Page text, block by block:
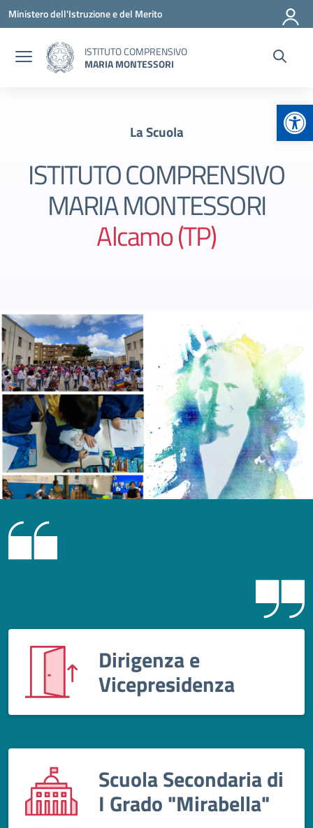
Vai ai contenuti
Vai al menu di navigazione
Vai al footer
Ministero dell'Istruzione e del Merito
ISTITUTO COMPRENSIVO
MARIA MONTESSORI
La Scuola
ISTITUTO COMPRENSIVO
MARIA MONTESSORI
Alcamo (TP)
Dirigenza e
Vicepresidenza
Scuola Secondaria di
I Grado "Mirabella"